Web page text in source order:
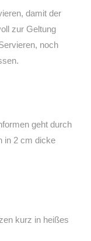
damit der
zur Geltung
noch
geht durch
in 2 cm dicke
kurz in heißes